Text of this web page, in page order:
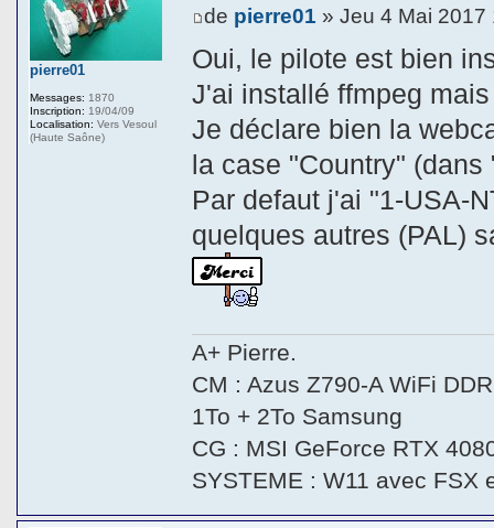
de pierre01 » Jeu 4 Mai 2017
Oui, le pilote est bien
J'ai installé ffmpeg
Je déclare bien la
la case "Country"
Par defaut j'ai "1-USA-
quelques autres (PAL)
A+ Pierre.
CM : Azus Z790-A WiFi
1To + 2To Samsung
CG : MSI GeForce RTX
SYSTEME : W11 avec FSX
pierre01
Messages: 1870
Inscription: 19/04/09
Localisation: Vers Vesoul
(Haute Saône)